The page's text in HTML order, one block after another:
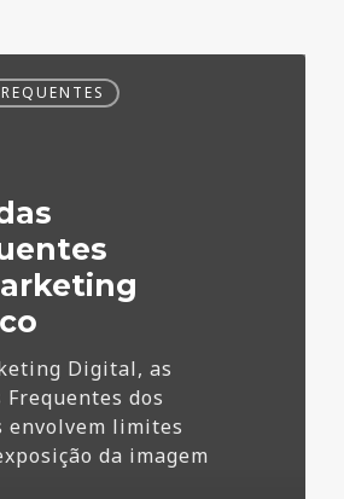
Digital, as
Frequentes dos
envolvem limites
da imagem